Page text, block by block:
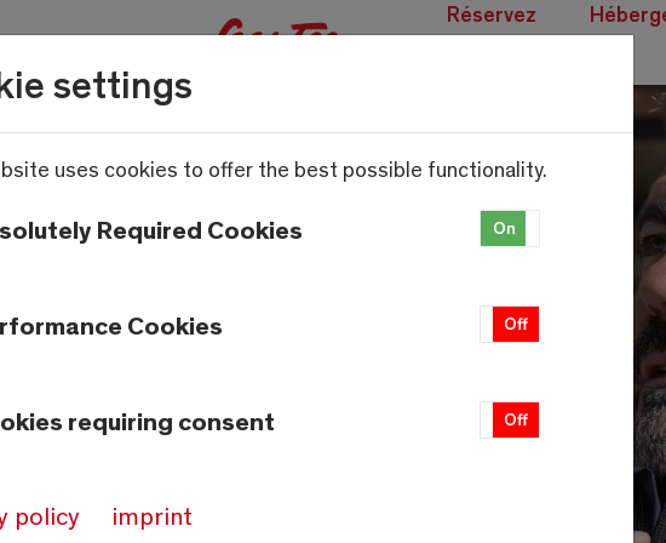
Réservez
des
settings
uses cookies to offer the best possible functionality.
Required Cookies On
Cookies Off
requiring consent Off
policy imprint